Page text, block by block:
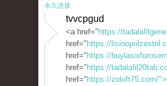
永久连接
tvvcpgud
<a href=" https://
href=" https://
href=" https://
href=" https://
href=" https://zoloft75.com/